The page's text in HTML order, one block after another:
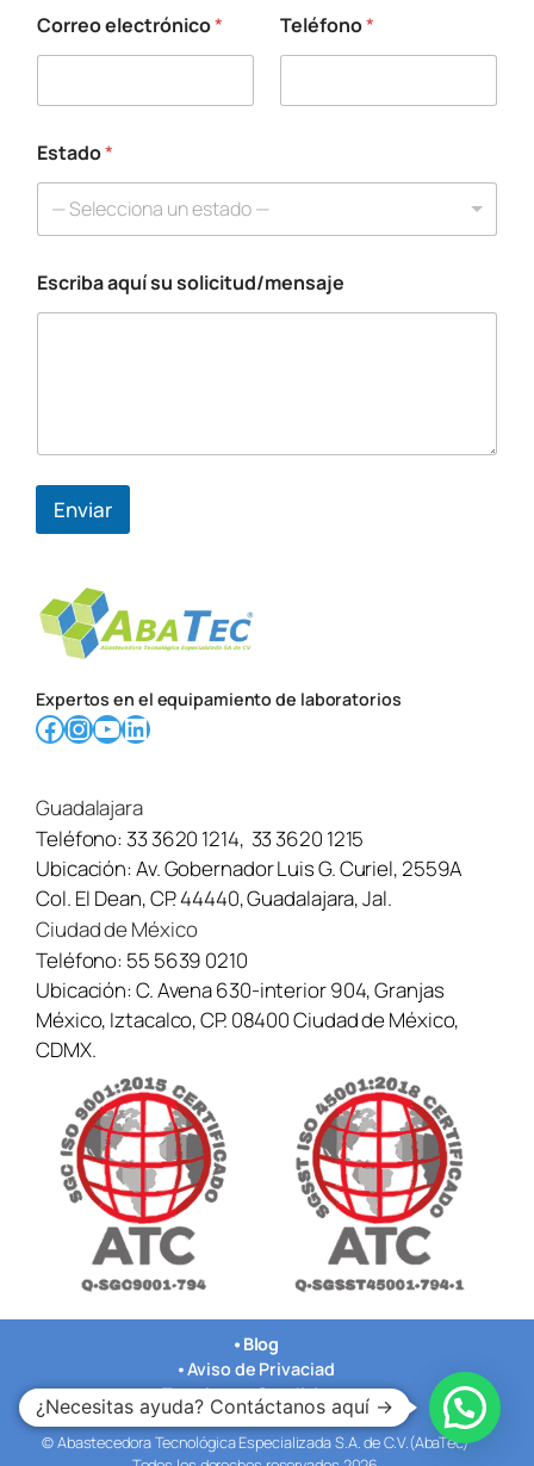
Correo electrónico* Teléfono*
Estado*
— Selecciona un estado —
C
o
*
Escriba aquí su solicitud/mensaje
Enviar
Expertos en el equipamiento de laboratorios
Facebook InstagramYouTube LinkedIn
Guadalajara
Teléfono:33 3620 1214, 33 3620 1215
Ubicación:Av. Gobernador Luis G. Curiel, 2559A
Col. El Dean, CP. 44440, Guadalajara, Jal.
Ciudad de México
Teléfono: 55 5639 0210
Ubicación:C. Avena 630-interior 904, Granjas
México, Iztacalco, CP. 08400 Ciudad de México,
CDMX.
• Blog
•Aviso de Privaciad
•Terminos y Condiciones
•Nuestras Oficinas
© Abastecedora Tecnológica Especializada S.A. de C.V.(AbaTec)
¿Necesitas ayuda? Contáctanos aquí →